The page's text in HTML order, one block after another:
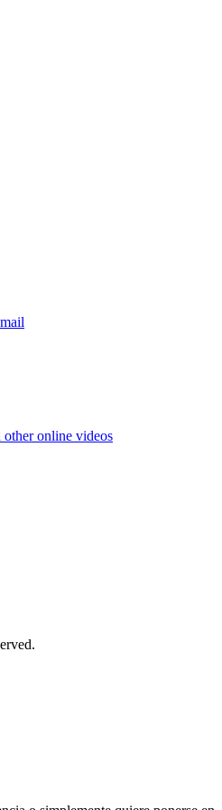
other online videos